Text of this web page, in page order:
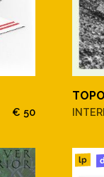
€ 50
lp